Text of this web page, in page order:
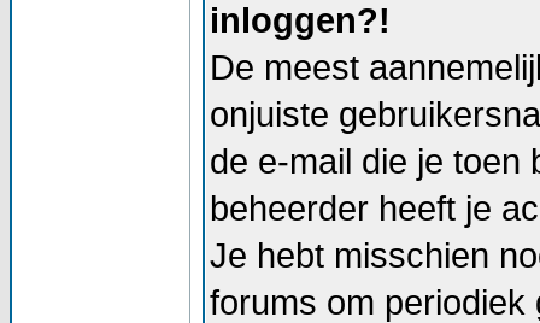
inloggen?!
De meest
onjuiste
de e-mail die je toen
beheerder heeft je
Je hebt misschien
forums om periodiek